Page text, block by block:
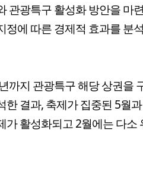
관광특구 활성화 방안을 마
정에 따른 경제적 효과를 분
까지 관광특구 해당 상권을
한 결과, 축제가 집중된 5월
가 활성화되고 2월에는 다소